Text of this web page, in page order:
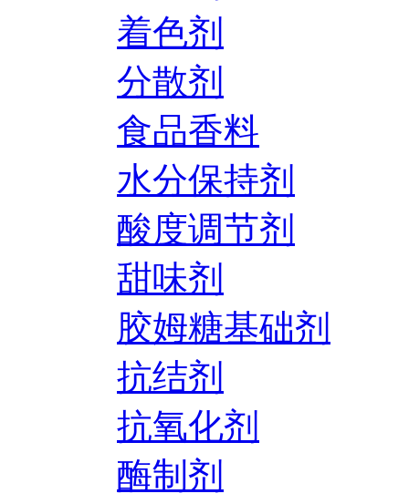
着色剂
分散剂
食品香料
水分保持剂
酸度调节剂
甜味剂
胶姆糖基础剂
抗结剂
抗氧化剂
酶制剂